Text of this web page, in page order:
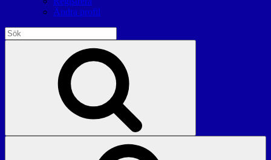
Ändra profil
Sök
efter: